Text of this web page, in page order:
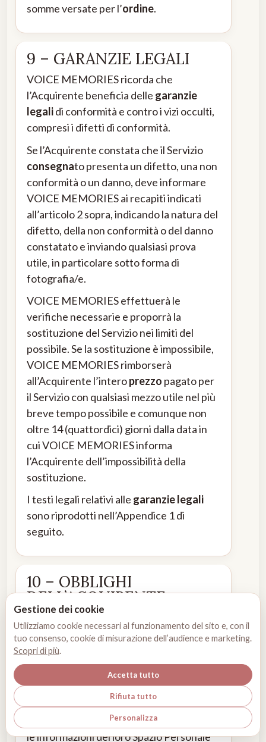
somme versate per l’ordine.
9 – GARANZIE LEGALI
VOICE MEMORIES ricorda che
l’Acquirente beneficia delle garanzie
legalidi conformità e contro i vizi occulti,
compresi i difetti di conformità.
Se l’Acquirente constata che il Servizio
consegnato presenta un difetto, una non
conformità o un danno, deve informare
VOICE MEMORIES ai recapiti indicati
all’articolo 2 sopra, indicando la natura del
difetto, della non conformità o del danno
constatato e inviando qualsiasi prova
utile, in particolare sotto forma di
fotografia/e.
VOICE MEMORIES effettuerà le
verifiche necessarie e proporrà la
sostituzione del Servizio nei limiti del
possibile. Se la sostituzione è impossibile,
VOICE MEMORIES rimborserà
all’Acquirente l’interoprezzo pagato per
il Servizio con qualsiasi mezzo utile nel più
breve tempo possibile e comunque non
oltre 14 (quattordici) giorni dalla data in
cui VOICE MEMORIES informa
l’Acquirente dell’impossibilità della
sostituzione.
I testi legali relativi alle garanzie legali
sono riprodotti nell’Appendice 1 di
seguito.
10 – OBBLIGHI
DELL’ACQUIRENTE
della scelta e dell’uso che fanno dei
Servizi. Devono verificare l’adeguatezza
dei Servizi alle proprie esigenze e vincoli
specifici prima di acquistare i Servizi.
Devono inoltre adottare le misure
necessarie per salvare con i propri mezzi
le informazioni del loro Spazio Personale
Gestione dei cookie
Utilizziamo cookie necessari al funzionamento del sito e, con il
tuo consenso, cookie di misurazione dell’audience e marketing.
Scopri di più.
Accetta tutto
Rifiuta tutto
Personalizza